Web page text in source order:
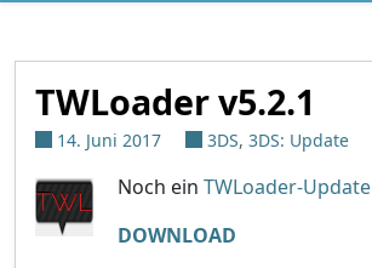
TWLoader v5.2.1
14. Juni 2017 3DS, 3DS: Update
Noch ein TWLoader-Update
DOWNLOAD